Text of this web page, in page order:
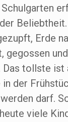
Erde
gegossen
Das tollste ist
in der
darf.
heute viele